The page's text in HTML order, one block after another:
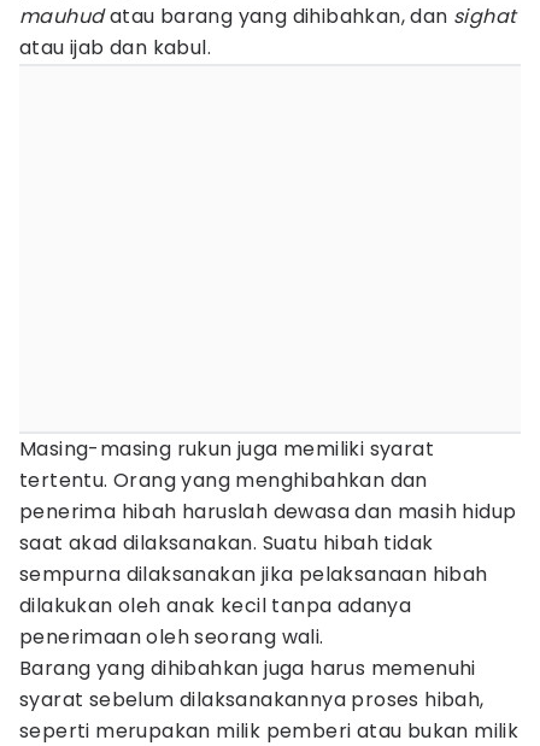
mauhudatau barang yang dihibahkan, dan sighat
atau ijab dan kabul.
Masing-masing rukun juga memiliki syarat
tertentu. Orang yang menghibahkan dan
penerima hibah haruslah dewasa dan masih hidup
saat akad dilaksanakan. Suatu hibah tidak
sempurna dilaksanakan jika pelaksanaan hibah
dilakukan oleh anak kecil tanpa adanya
penerimaan oleh seorang wali.
Barang yang dihibahkan juga harus memenuhi
syarat sebelum dilaksanakannya proses hibah,
seperti merupakan milik pemberi atau bukan milik